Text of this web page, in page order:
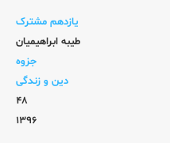
یازدهم مشترک
طیبه ابراهیمیان
جزوه
دین و زندگی
48
1396